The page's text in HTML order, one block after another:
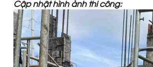
Cập nhật hình ảnh thi công: